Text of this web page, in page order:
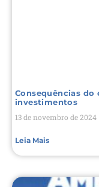
Consequências
investimentos
13 de novembro de 2024
Leia Mais